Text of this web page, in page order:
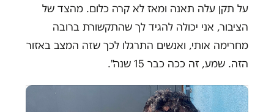
על תקן עלה תאנה ומאז לא קרה כלום. מהצד של
הציבור, אני יכולה להגיד לך שהתקשורת ברובה
מחרימה אותי, ואנשים התרגלו לכך שזה המצב באזור
הזה. שמע, זה ככה כבר 15 שנה".